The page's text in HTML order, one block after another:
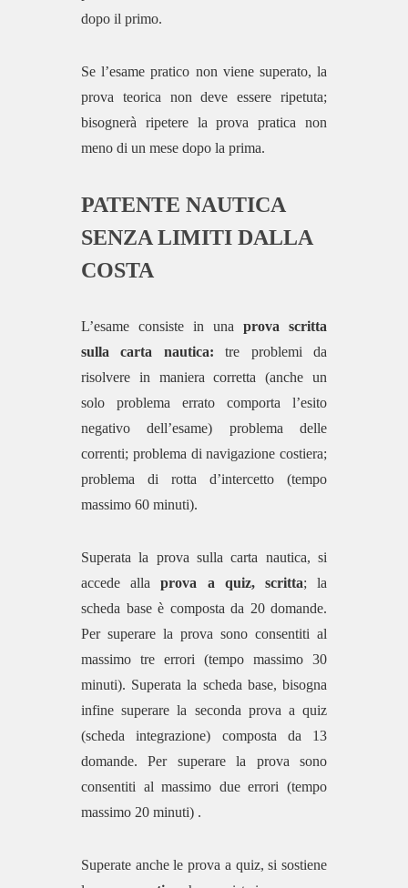
dopo il primo.
Se l’esame pratico non viene superato, la
prova teorica non deve essere ripetuta;
bisognerà ripetere la prova pratica non
meno di un mese dopo la prima.
PATENTE NAUTICA
SENZA LIMITI DALLA
COSTA
L’esame consiste in una prova scritta
sulla carta nautica: tre problemi da
risolvere in maniera corretta (anche un
solo problema errato comporta l’esito
negativo dell’esame) problema delle
correnti; problema di navigazione costiera;
problema di rotta d’intercetto (tempo
massimo 60 minuti).
Superata la prova sulla carta nautica, si
accede allaprova a quiz, scritta; la
scheda base è composta da 20 domande.
Per superare la prova sono consentiti al
massimo tre errori (tempo massimo 30
minuti). Superata la scheda base, bisogna
infine superare la seconda prova a quiz
(scheda integrazione) composta da 13
domande. Per superare la prova sono
consentiti al massimo due errori (tempo
massimo 20 minuti) .
Superate anche le prova a quiz, si sostiene